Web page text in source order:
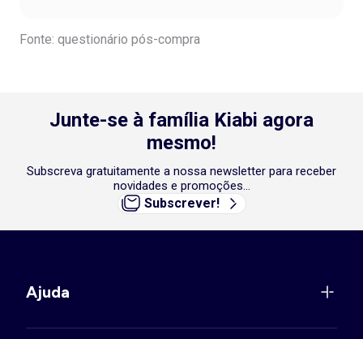
Fonte: questionário pós-compra
Junte-se à família Kiabi agora
mesmo!
Subscreva gratuitamente a nossa newsletter para receber
novidades e promoções...
Subscrever!
Ajuda